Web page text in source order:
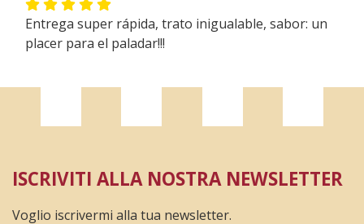
Entrega super rápida, trato inigualable, sabor: un
placer para el paladar!!!
13 Novembre 2020
AMABLE. EL JAMÓN TIENE BUENA TEXTURA Y
SABOR AGRADABLE ....MUY BUENO.
ISCRIVITI ALLA NOSTRA NEWSLETTER
Voglio iscrivermi alla tua newsletter.